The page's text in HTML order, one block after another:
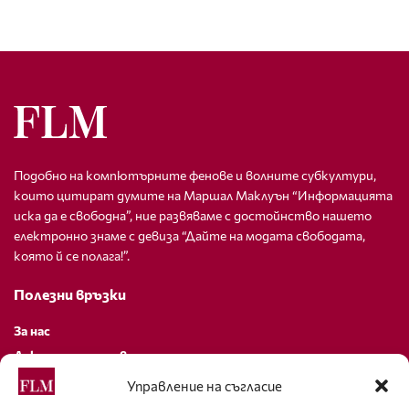
Управление на съгласие
Подобно на компютърните фенове и волните субкултури,
които цитират думите на Маршал Маклуън “Информацията
иска да е свободна”, ние развяваме с достойнство нашето
електронно знаме с девиза “Дайте на модата свободата,
която й се полага!”.
Полезни връзки
За нас
Декларация за поверителност
Политика за бисквитки